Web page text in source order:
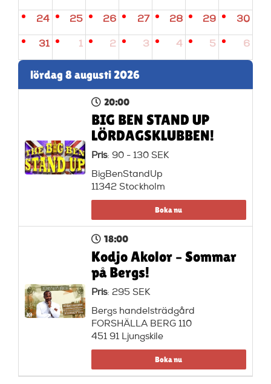
24 25 26 27 28 29 30
31 1 2 3 4 5 6
lördag 8 augusti 2026
20:00
BIG BEN STAND UP
LÖRDAGSKLUBBEN!
Pris: 90 - 130 SEK
BigBenStandUp
11342 Stockholm
Boka nu
18:00
Kodjo Akolor – Sommar
på Bergs!
Pris: 295 SEK
Bergs handelsträdgård
FORSHÄLLA BERG 110
451 91 Ljungskile
Boka nu